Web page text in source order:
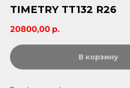
TIMETRY TT132 R26
20800,00 р.
В корзину